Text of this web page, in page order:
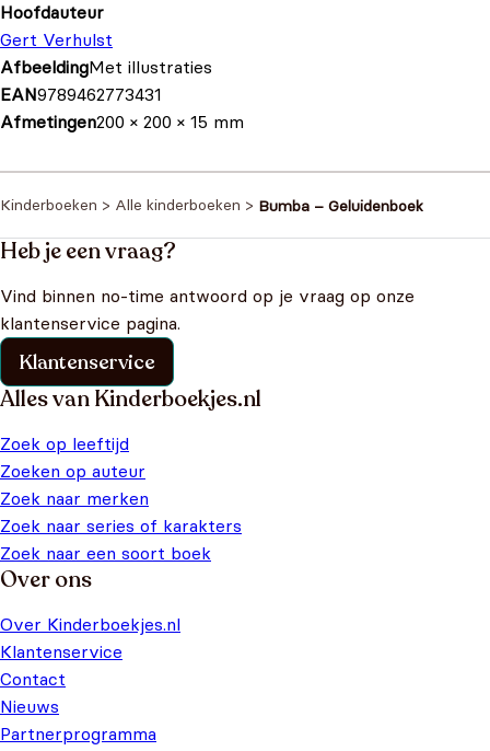
Hoofdauteur
Gert Verhulst
AfbeeldingMet illustraties
EAN9789462773431
Afmetingen200 × 200 × 15 mm
Kinderboeken > Alle kinderboeken > Bumba – Geluidenboek
Heb je een vraag?
Vind binnen no-time antwoord op je vraag op onze
klantenservice pagina.
Klantenservice
Alles van Kinderboekjes.nl
Zoek op leeftijd
Zoeken op auteur
Zoek naar merken
Zoek naar series of karakters
Zoek naar een soort boek
Over ons
Over Kinderboekjes.nl
Klantenservice
Contact
Nieuws
Partnerprogramma